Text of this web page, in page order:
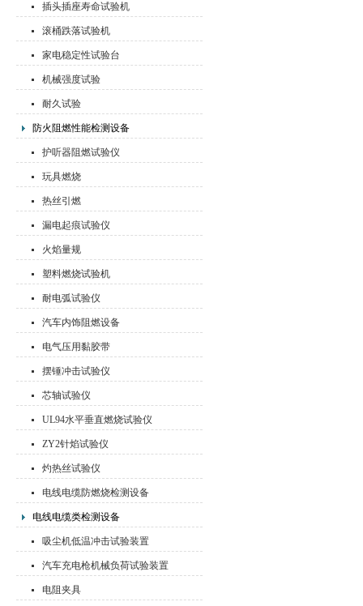
插头插座寿命试验机
滚桶跌落试验机
家电稳定性试验台
机械强度试验
耐久试验
防火阻燃性能检测设备
护听器阻燃试验仪
玩具燃烧
热丝引燃
漏电起痕试验仪
火焰量规
塑料燃烧试验机
耐电弧试验仪
汽车内饰阻燃设备
电气压用黏胶带
摆锤冲击试验仪
芯轴试验仪
UL94水平垂直燃烧试验仪
ZY2针焰试验仪
灼热丝试验仪
电线电缆防燃烧检测设备
电线电缆类检测设备
吸尘机低温冲击试验装置
汽车充电枪机械负荷试验装置
电阻夹具